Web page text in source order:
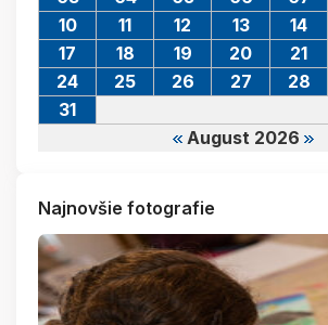
August 2026
10
11 12 13 14
17
18 19 20 21
24
25 26 27 28
31
Najnovšie fotografie